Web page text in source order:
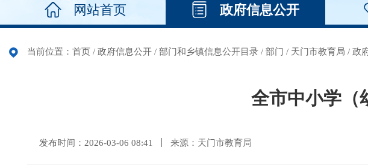
网站首页 政府信息公开
当前位置： 首页 / 政府信息公开 / 部门和乡镇信息公开目录 / 部门 / 天门市教育局 / 政
全市中小学（
发布时间：2026-03-06 08:41 来源：天门市教育局